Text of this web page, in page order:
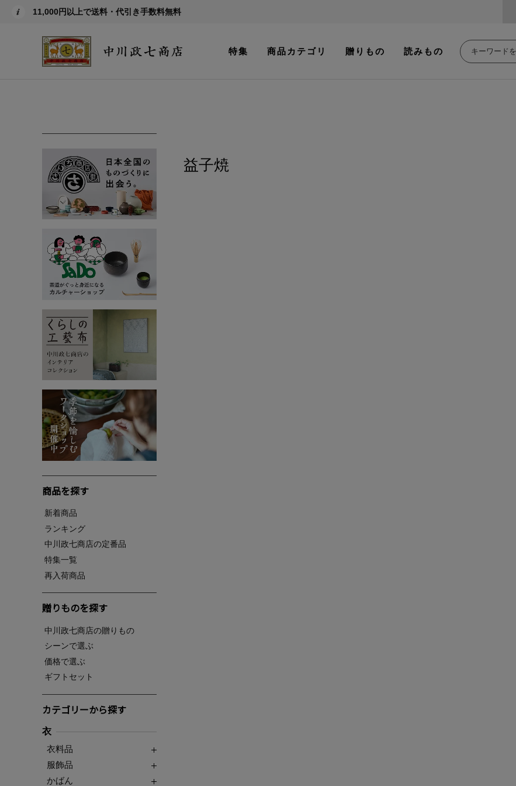
11,000円以上で送料・代引き手数料無料
特集 商品カテゴリ 贈りもの 読みもの
商品を探す
新着商品
ランキング
中川政七商店の定番品
特集一覧
再入荷商品
贈りものを探す
中川政七商店の贈りもの
シーンで選ぶ
価格で選ぶ
ギフトセット
カテゴリーから探す
衣
衣料品
服飾品
かばん
益子焼